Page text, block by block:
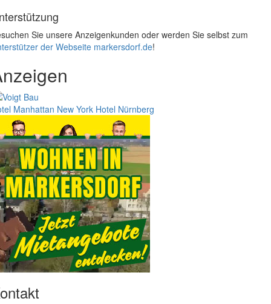
Sie unsere Anzeigenkunden oder werden Sie selbst zum
der Webseite markersdorf.de!
Manhattan New York Hotel Nürnberg